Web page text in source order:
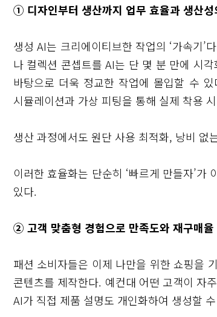
① 디자인부터 생산까지 업무 효율과 생산성
생성 AI는 크리에이티브한 작업의 ‘가속기
나 컬렉션 콘셉트를 AI는 단 몇 분 만에 시
바탕으로 더욱 정교한 작업에 몰입할 수
시뮬레이션과 가상 피팅을 통해 실제 착용
생산 과정에서도 원단 사용 최적화, 낭비 없
이러한 효율화는 단순히 ‘빠르게 만들자’가
있다.
② 고객 맞춤형 경험으로 만족도와 재구매율
패션 소비자들은 이제 나만을 위한 쇼핑을
콘텐츠를 제작한다. 예컨대 어떤 고객이 자
AI가 직접 제품 설명도 개인화하여 생성할